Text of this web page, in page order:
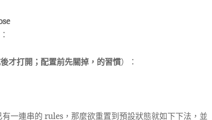
才打開；配置前先關掉，的習慣）：
一連串的 rules，那麼欲重置到預設狀態就如下下法，並